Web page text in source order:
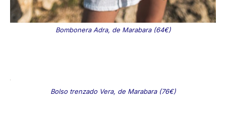
Bombonera Adra, de Marabara (64€)
Bolso trenzado Vera, de Marabara (76€)